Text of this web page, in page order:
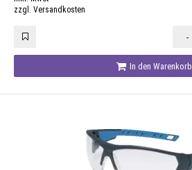
zzgl. Versandkosten
-
In den Warenkorb